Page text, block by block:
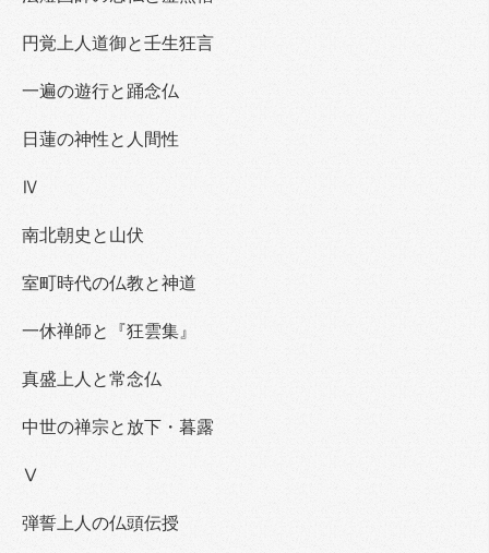
円覚上人道御と壬生狂言
一遍の遊行と踊念仏
日蓮の神性と人間性
Ⅳ
南北朝史と山伏
室町時代の仏教と神道
一休禅師と『狂雲集』
真盛上人と常念仏
中世の禅宗と放下・暮露
Ⅴ
弾誓上人の仏頭伝授